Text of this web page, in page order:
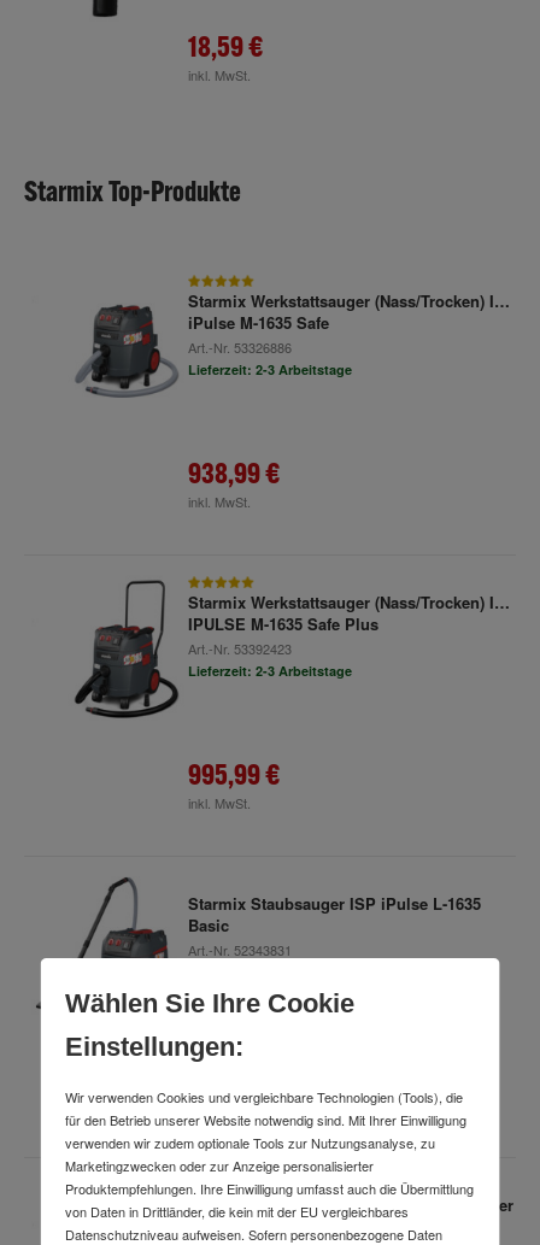
18,59 €
inkl. MwSt.
Starmix Top-Produkte
Starmix Werkstattsauger (Nass/Trocken) ISP
iPulse M-1635 Safe
Art.-Nr. 53326886
Lieferzeit: 2-3 Arbeitstage
938,99 €
inkl. MwSt.
Starmix Werkstattsauger (Nass/Trocken) ISP
IPULSE M-1635 Safe Plus
Art.-Nr. 53392423
Lieferzeit: 2-3 Arbeitstage
995,99 €
inkl. MwSt.
Starmix Staubsauger ISP iPulse L-1635
Basic
Art.-Nr. 52343831
inkl. MwSt.
Starmix Nass- und Trocken-Werkstattsauger
iPulse L-1635 Top
Wählen Sie Ihre Cookie
Einstellungen:
Wir verwenden Cookies und vergleichbare Technologien (Tools), die
für den Betrieb unserer Website notwendig sind. Mit Ihrer Einwilligung
verwenden wir zudem optionale Tools zur Nutzungsanalyse, zu
Marketingzwecken oder zur Anzeige personalisierter
Produktempfehlungen. Ihre Einwilligung umfasst auch die Übermittlung
von Daten in Drittländer, die kein mit der EU vergleichbares
Datenschutzniveau aufweisen. Sofern personenbezogene Daten